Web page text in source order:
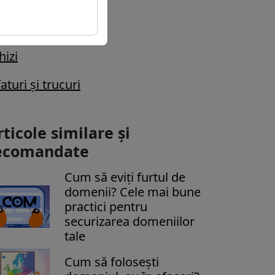
și trucuri
similare și
Cum să eviți furtul de
domenii? Cele mai bune
practici pentru
securizarea domeniilor
tale
Cum să folosești